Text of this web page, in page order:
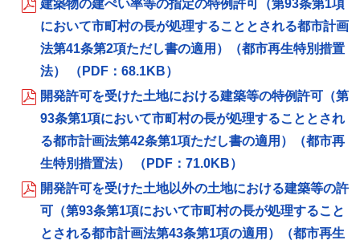
建築物の建ぺい率等の指定の特例許可（第93条第1項
において市町村の長が処理することとされる都市計画
法第41条第2項ただし書の適用）（都市再生特別措置
法） （PDF：68.1KB）
開発許可を受けた土地における建築等の特例許可（第
93条第1項において市町村の長が処理することとされ
る都市計画法第42条第1項ただし書の適用）（都市再
生特別措置法） （PDF：71.0KB）
開発許可を受けた土地以外の土地における建築等の許
可（第93条第1項において市町村の長が処理すること
とされる都市計画法第43条第1項の適用）（都市再生